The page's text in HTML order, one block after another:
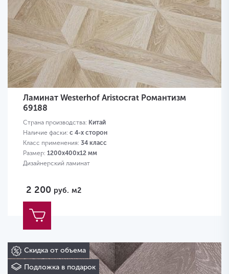
Ламинат Westerhof Aristocrat Романтизм
69188
Страна производства: Китай
Наличие фаски: с 4-х сторон
Класс применения: 34 класс
Размер: 1200х400х12 мм
Дизайнерский ламинат
2 200 руб. м2
Скидка от объема
Подложка в подарок